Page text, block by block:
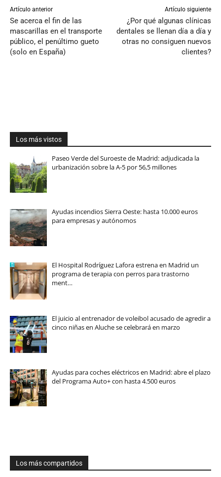
Artículo anterior
Se acerca el fin de las
mascarillas en el transporte
público, el penúltimo gueto
(solo en España)
Artículo siguiente
¿Por qué algunas clínicas
dentales se llenan día a día y
otras no consiguen nuevos
clientes?
Los más vistos
Paseo Verde del Suroeste de Madrid: adjudicada la
urbanización sobre la A-5 por 56,5 millones
Ayudas incendios Sierra Oeste: hasta 10.000 euros
para empresas y autónomos
El Hospital Rodríguez Lafora estrena en Madrid un
programa de terapia con perros para trastorno
ment…
El juicio al entrenador de voleibol acusado de agredir a
cinco niñas en Aluche se celebrará en marzo
Ayudas para coches eléctricos en Madrid: abre el plazo
del Programa Auto+ con hasta 4.500 euros
Los más compartidos